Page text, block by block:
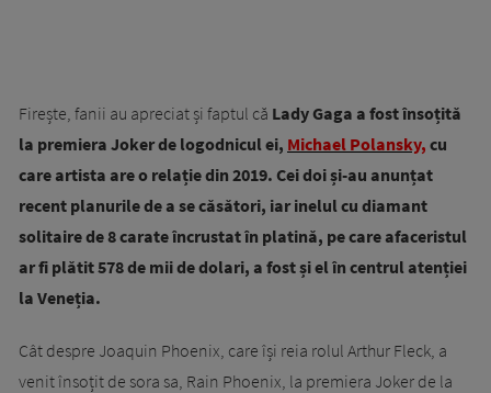
Firește, fanii au apreciat și faptul că Lady Gaga a fost însoțită
la premiera Joker de logodnicul ei, Michael Polansky, cu
care artista are o relație din 2019. Cei doi și-au anunțat
recent planurile de a se căsători, iar inelul cu diamant
solitaire de 8 carate încrustat în platină, pe care afaceristul
ar fi plătit 578 de mii de dolari, a fost și el în centrul atenției
la Veneția.
Cât despre Joaquin Phoenix, care își reia rolul Arthur Fleck, a
venit însoțit de sora sa, Rain Phoenix, la premiera Joker de la